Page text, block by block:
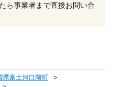
ら事業者まで直接お問い合
県富士河口湖町